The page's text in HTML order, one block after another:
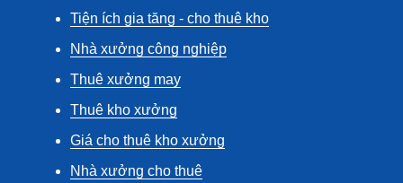
Tiện ích gia tăng - cho thuê kho
Nhà xưởng công nghiệp
Thuê xưởng may
Thuê kho xưởng
Giá cho thuê kho xưởng
Nhà xưởng cho thuê